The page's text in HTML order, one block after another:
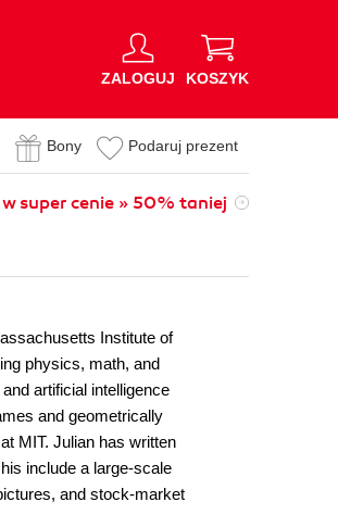
ZALOGUJ KOSZYK
Bony Podaruj prezent
super cenie » 50% taniej
Institute of
physics, math, and
artificial intelligence
and geometrically
MIT. Julian has written
include a large-scale
and stock-market